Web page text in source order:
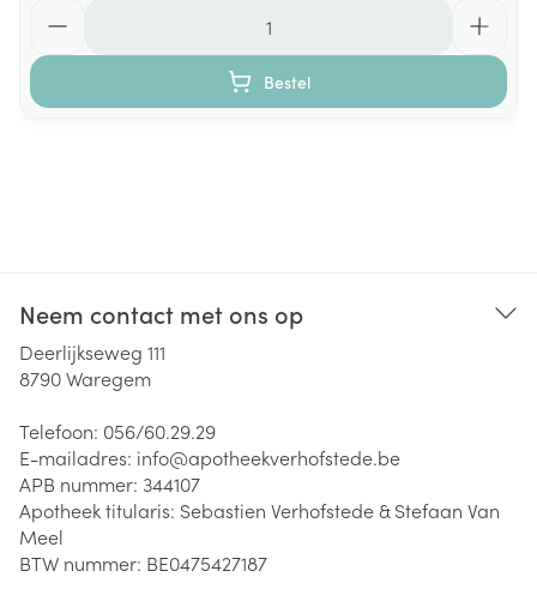
Bestel
Neem contact met ons op
Deerlijkseweg 111
8790Waregem
Telefoon: 056/60.29.29
E-mailadres: info@apotheekverhofstede.be
APB nummer: 344107
Apotheek titularis: Sebastien Verhofstede & Stefaan Van
Meel
BTW nummer: BE0475427187